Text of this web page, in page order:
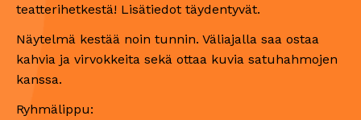
teatterihetkestä! Lisätiedot täydentyvät.
Näytelmä kestää noin tunnin. Väliajalla saa ostaa
kahvia ja virvokkeita sekä ottaa kuvia satuhahmojen
kanssa.
Ryhmälippu: